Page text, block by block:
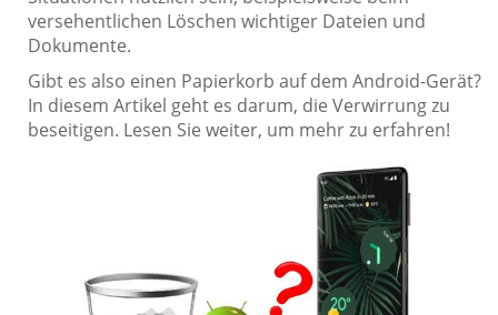
versehentlichen Löschen wichtiger Dateien und
Dokumente.
Gibt es also einen Papierkorb auf dem Android-Gerät?
In diesem Artikel geht es darum, die Verwirrung zu
beseitigen. Lesen Sie weiter, um mehr zu erfahren!